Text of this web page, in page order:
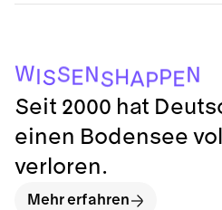
W SSENSHAPPEN
Seit 2000 hat
einen Bodensee
verloren.
Mehr erfahren